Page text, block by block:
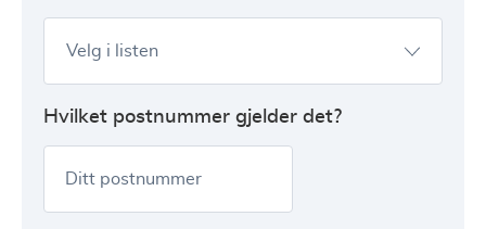
Velg i listen
Hvilket postnummer gjelder det?
Ditt postnummer